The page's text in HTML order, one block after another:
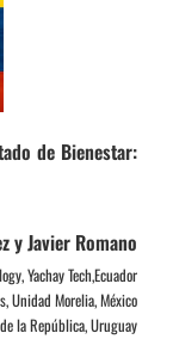
de Bienestar:
y Javier Romano
Yachay Tech,Ecuador
Unidad Morelia, México
la República, Uruguay